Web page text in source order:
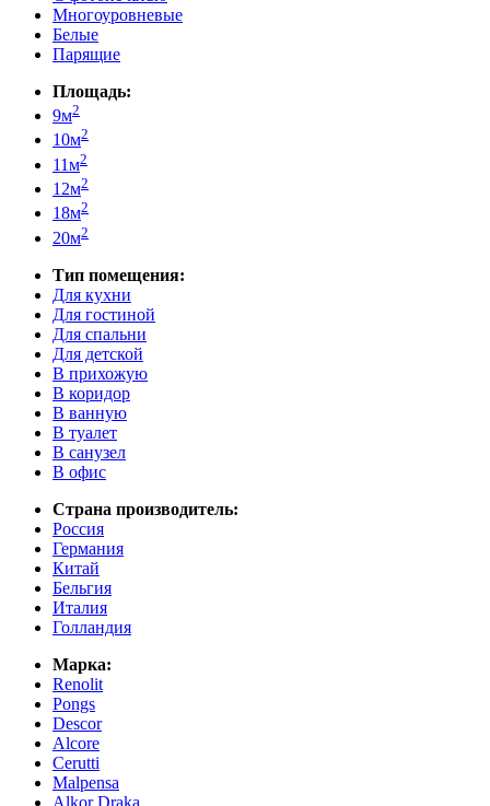
Многоуровневые
Белые
Парящие
Площадь:
9м2
10м2
11м2
12м2
18м2
20м2
Тип помещения:
Для кухни
Для гостиной
Для спальни
Для детской
В прихожую
В коридор
В ванную
В туалет
В санузел
В офис
Страна производитель:
Россия
Германия
Китай
Бельгия
Италия
Голландия
Марка:
Renolit
Pongs
Descor
Alcore
Cerutti
Malpensa
Alkor Draka